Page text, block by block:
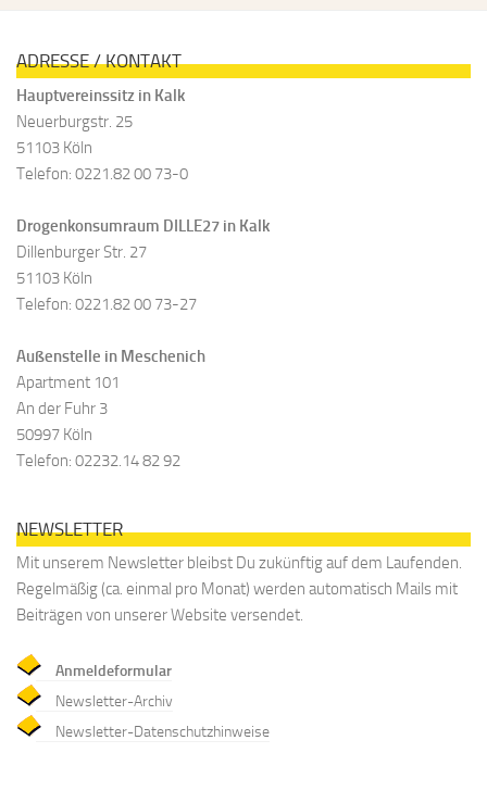
ADRESSE / KONTAKT
Hauptvereinssitz in Kalk
Neuerburgstr. 25
51103 Köln
Telefon: 0221.82 00 73-0
Drogenkonsumraum DILLE27 in Kalk
Dillenburger Str. 27
51103 Köln
Telefon: 0221.82 00 73-27
Außenstelle in Meschenich
Apartment 101
An der Fuhr 3
50997 Köln
Telefon: 02232.14 82 92
NEWSLETTER
Mit unserem Newsletter bleibst Du zukünftig auf dem Laufenden.
Regelmäßig (ca. einmal pro Monat) werden automatisch Mails mit
Beiträgen von unserer Website versendet.
Anmeldeformular
Newsletter-Archiv
Newsletter-Datenschutzhinweise